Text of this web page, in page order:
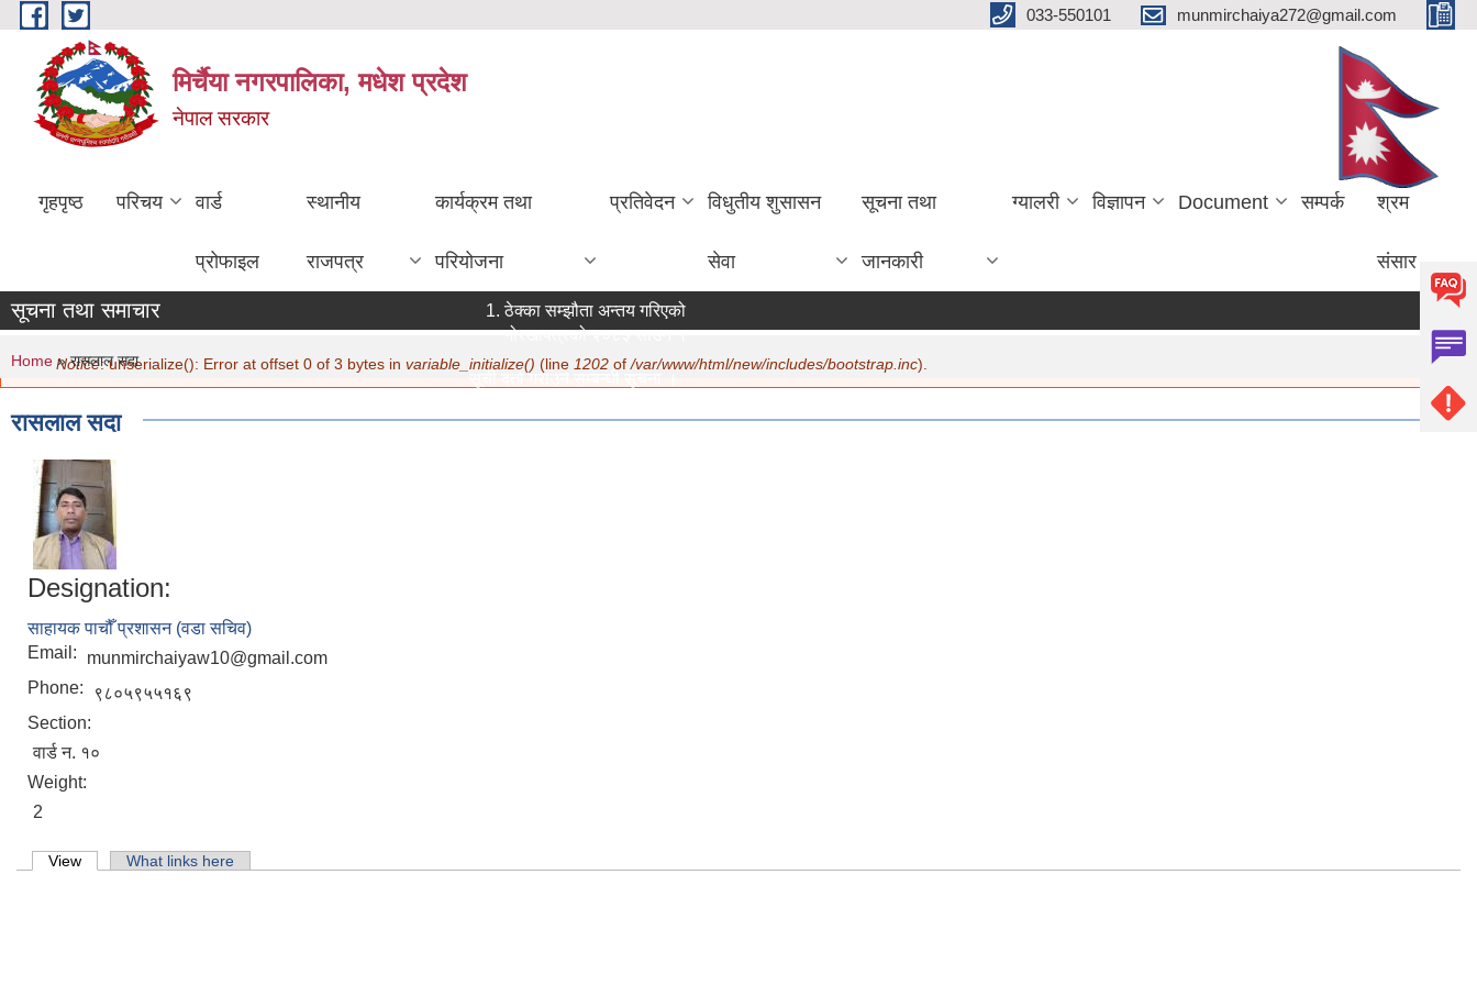
Skip to main content 033-550101 munmirchaiya272@gmail.com
मिर्चैया नगरपालिका, मधेश प्रदेश
नेपाल सरकार
गृहपृष्ठ परिचय वार्ड
प्रोफाइल
स्थानीय
राजपत्र
कार्यक्रम तथा
परियोजना
प्रतिवेदन विधुतीय शुसासन
सेवा
सूचना तथा
जानकारी
ग्यालरी विज्ञापन Document सम्पर्क श्रम
संसार
सूचना तथा समाचार
ठेक्का सम्झौता अन्तय गरिएको सम्बन्धी सूचना ।
गोरखापत्रको २०८३ साउन १२ गते मा सूचना प्रकाशन ।
सूची दर्ता गराउने सम्बन्धी सूचना ।
Error message
Notice: unserialize(): Error at offset 0 of 3 bytes in variable_initialize() (line 1202 of/var/www/html/new/includes/bootstrap.inc).
You are here
Home » रासलाल सदा
रासलाल सदा
Designation:
साहायक पाचौँ प्रशासन (वडा सचिव)
Email:
munmirchaiyaw10@gmail.com
Phone:
९८०५९५५१६९
Section:
वार्ड न. १०
Weight:
2
Primary tabs
View (active tab)What links here